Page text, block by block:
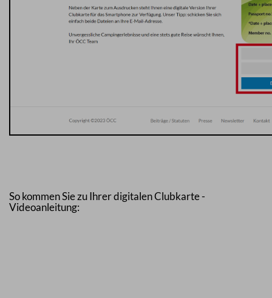
So kommen Sie zu Ihrer digitalen Clubkarte -
Videoanleitung: